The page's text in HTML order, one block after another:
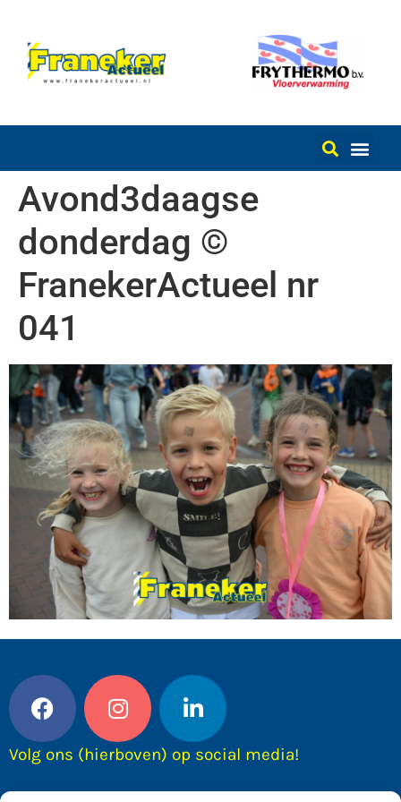
Avond3daagse
donderdag ©
FranekerActueel nr
041
Volg ons (hierboven) op social media!